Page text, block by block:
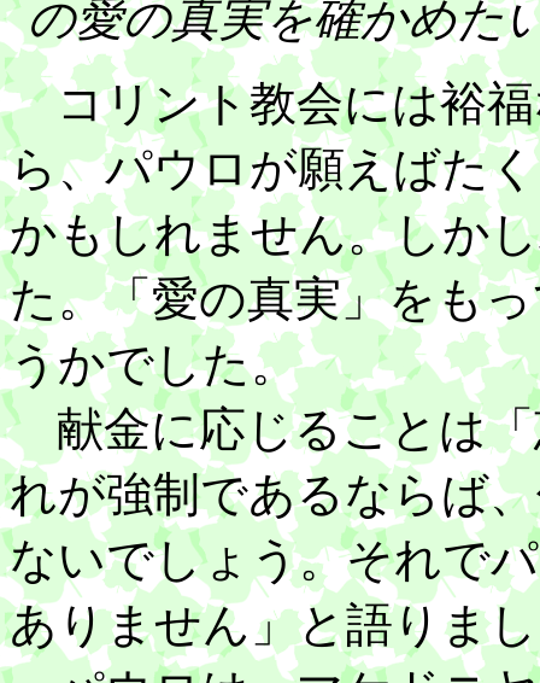
の愛の真実を確かめた
コリント教会には裕福
ら、パウロが願えばた
かもしれません。しか
た。「愛の真実」をも
うかでした。
献金に応じることは「
れが強制であるならば
ないでしょう。それで
ありません」と語りま